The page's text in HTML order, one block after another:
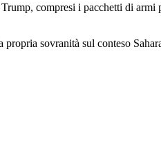
compresi i pacchetti di
sovranità sul conteso